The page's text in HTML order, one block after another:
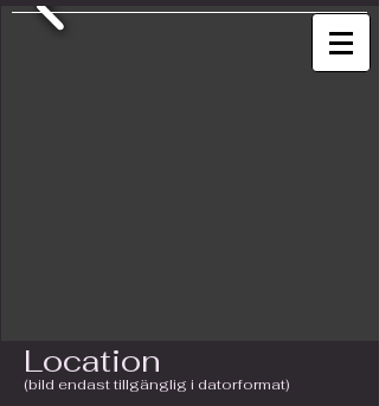
Location
(bild endast tillgänglig i datorformat)